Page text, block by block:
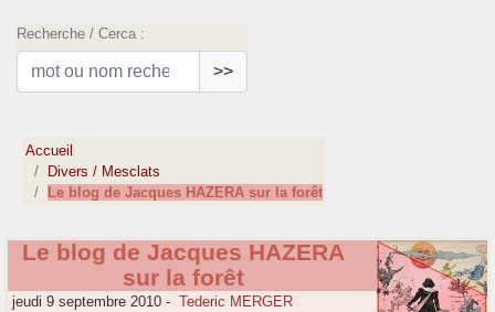
Recherche / Cerca :
>>
Accueil
Divers / Mesclats
Le blog de Jacques HAZERA sur la forêt
Le blog de Jacques HAZERA
sur la forêt
jeudi 9 septembre 2010 - Tederic MERGER